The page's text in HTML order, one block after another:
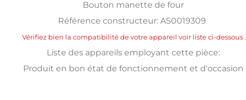
Bouton manette de four
Référence constructeur: AS0019309
Vérifiez bien la compatibilité de votre appareil voir liste ci-dessous .
Liste des appareils employant cette pièce:
Produit en bon état de fonctionnement et d'occasion